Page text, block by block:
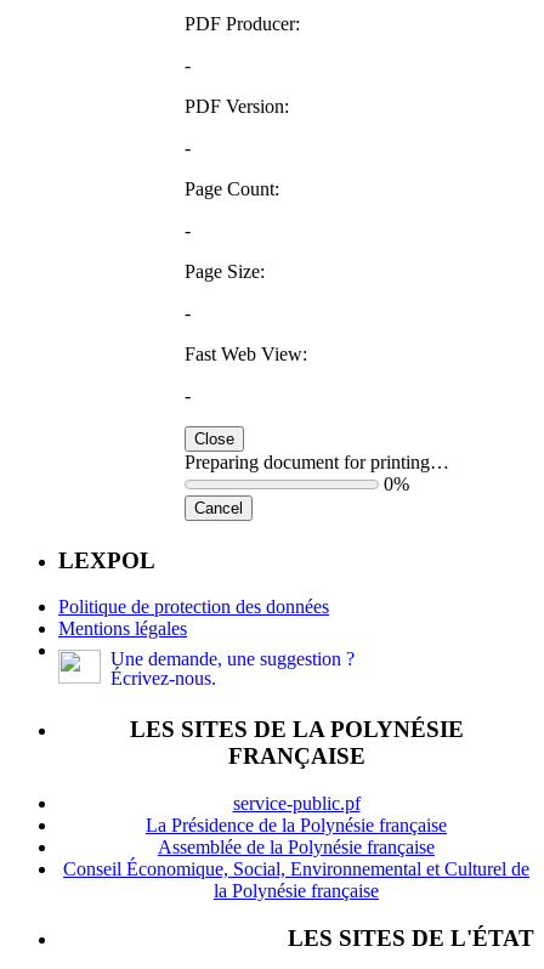
PDF Producer:
-
PDF Version:
-
Page Count:
-
Page Size:
-
Fast Web View:
-
Close
Preparing document for printing…
0%
Cancel
LEXPOL
Politique de protection des données
Mentions légales
Une demande, une suggestion ?
Écrivez-nous.
LES SITES DE LA POLYNÉSIE
FRANÇAISE
service-public.pf
La Présidence de la Polynésie française
Assemblée de la Polynésie française
Conseil Économique, Social, Environnemental et Culturel de
la Polynésie française
LES SITES DE L'ÉTAT